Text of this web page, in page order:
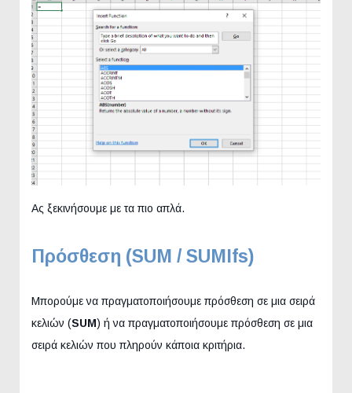
Ας ξεκινήσουμε με τα πιο απλά.
Πρόσθεση (SUM / SUMIfs)
Μπορούμε να πραγματοποιήσουμε πρόσθεση σε μια σειρά
κελιών (SUM) ή να πραγματοποιήσουμε πρόσθεση σε μια
σειρά κελιών που πληρούν κάποια κριτήρια.